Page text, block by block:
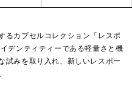
るカプセルコレクション「レスポ
デンティティーである軽量さと機
試みを取り入れ、新しいレスポー